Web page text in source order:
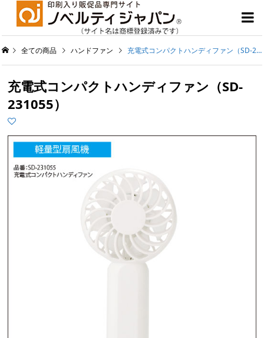

全ての商品 ハンドファン 充電式コンパクトハンディファン（SD-231055）
充電式コンパクトハンディファン（SD-
231055）